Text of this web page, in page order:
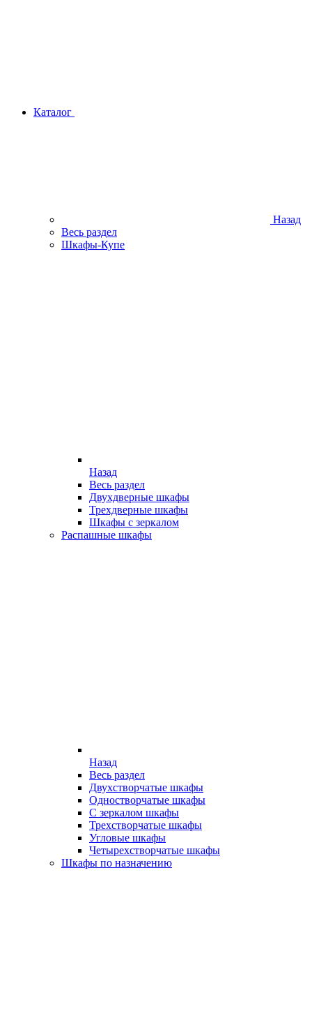
Каталог
Назад
Весь раздел
Шкафы-Купе
Назад
Весь раздел
Двухдверные шкафы
Трехдверные шкафы
Шкафы с зеркалом
Распашные шкафы
Назад
Весь раздел
Двухстворчатые шкафы
Одностворчатые шкафы
С зеркалом шкафы
Трехстворчатые шкафы
Угловые шкафы
Четырехстворчатые шкафы
Шкафы по назначению